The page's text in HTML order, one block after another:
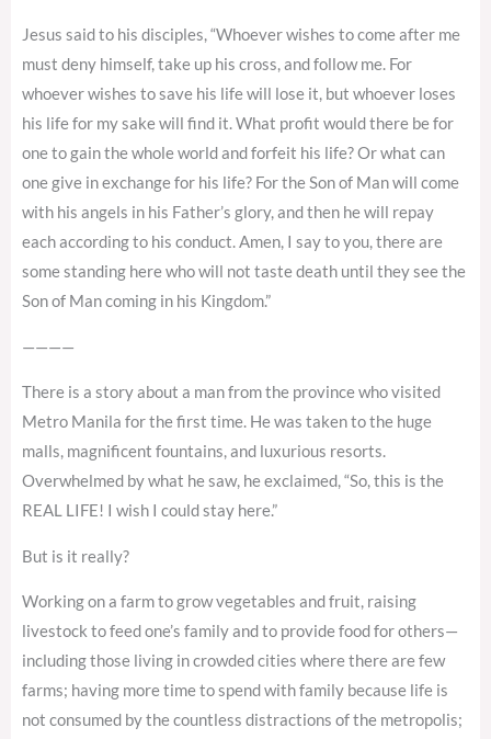
Jesus said to his disciples, “Whoever wishes to come after me
must deny himself, take up his cross, and follow me. For
whoever wishes to save his life will lose it, but whoever loses
his life for my sake will find it. What profit would there be for
one to gain the whole world and forfeit his life? Or what can
one give in exchange for his life? For the Son of Man will come
with his angels in his Father’s glory, and then he will repay
each according to his conduct. Amen, I say to you, there are
some standing here who will not taste death until they see the
Son of Man coming in his Kingdom.”
————
There is a story about a man from the province who visited
Metro Manila for the first time. He was taken to the huge
malls, magnificent fountains, and luxurious resorts.
Overwhelmed by what he saw, he exclaimed, “So, this is the
REAL LIFE! I wish I could stay here.”
But is it really?
Working on a farm to grow vegetables and fruit, raising
livestock to feed one’s family and to provide food for others—
including those living in crowded cities where there are few
farms; having more time to spend with family because life is
not consumed by the countless distractions of the metropolis;